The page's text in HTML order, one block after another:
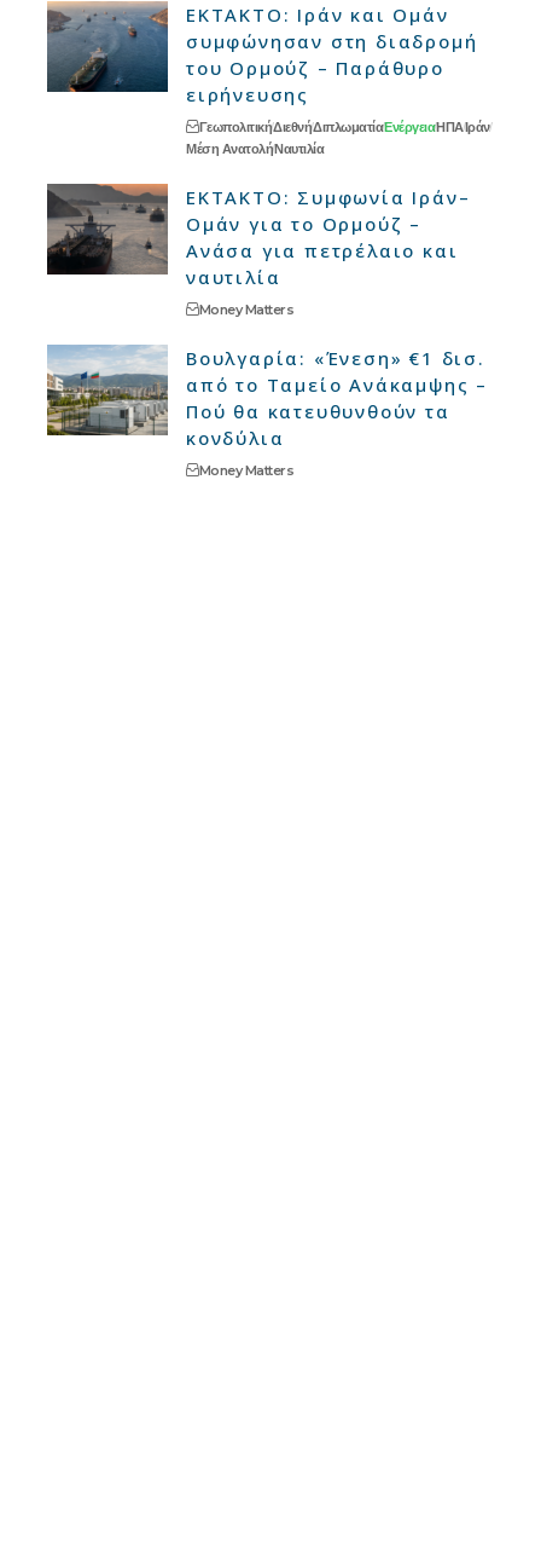
ΕΚΤΑΚΤΟ: Ιράν και Ομάν
συμφώνησαν στη διαδρομή
του Ορμούζ – Παράθυρο
ειρήνευσης
ΓεωπολιτικήΔιεθνήΔιπλωματίαΕνέργειαΗΠΑΙράν
Μέση ΑνατολήΝαυτιλία
ΕΚΤΑΚΤΟ: Συμφωνία Ιράν–
Ομάν για το Ορμούζ –
Ανάσα για πετρέλαιο και
ναυτιλία
Money Matters
Βουλγαρία: «Ένεση» €1 δισ.
από το Ταμείο Ανάκαμψης –
Πού θα κατευθυνθούν τα
κονδύλια
Money Matters